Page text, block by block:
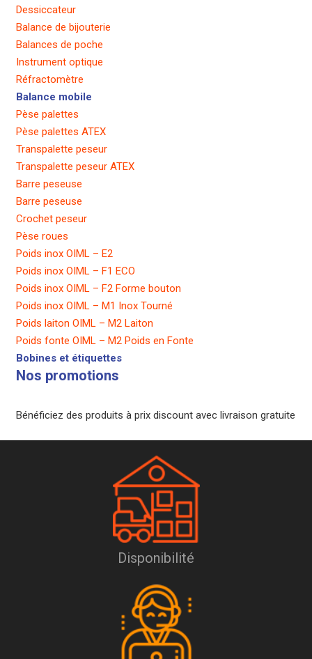
Dessiccateur
Balance de bijouterie
Balances de poche
Instrument optique
Réfractomètre
Balance mobile
Pèse palettes
Pèse palettes ATEX
Transpalette peseur
Transpalette peseur ATEX
Barre peseuse
Barre peseuse
Crochet peseur
Pèse roues
Poids inox OIML – E2
Poids inox OIML – F1 ECO
Poids inox OIML – F2 Forme bouton
Poids inox OIML – M1 Inox Tourné
Poids laiton OIML – M2 Laiton
Poids fonte OIML – M2 Poids en Fonte
Bobines et étiquettes
Nos promotions
Bénéficiez des produits à prix discount avec livraison gratuite
Disponibilité